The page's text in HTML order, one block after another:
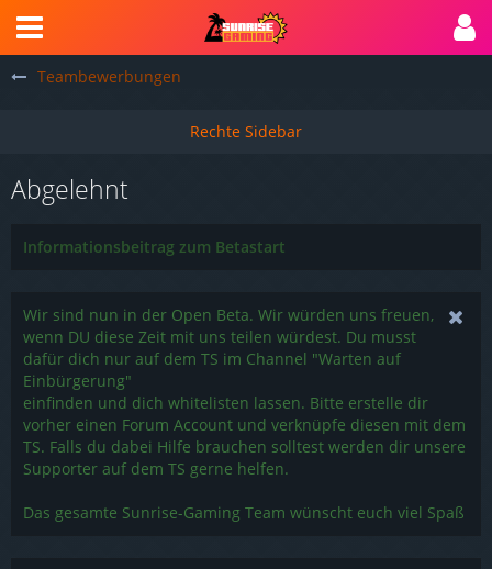
Teambewerbungen
Abgelehnt
Informationsbeitrag zum Betastart
Wir sind nun in der Open Beta. Wir würden uns freuen,
wenn DU diese Zeit mit uns teilen würdest. Du musst
dafür dich nur auf dem TS im Channel "Warten auf
Einbürgerung"
einfinden und dich whitelisten lassen. Bitte erstelle dir
vorher einen Forum Account und verknüpfe diesen mit dem
TS. Falls du dabei Hilfe brauchen solltest werden dir unsere
Supporter auf dem TS gerne helfen.
Das gesamte Sunrise-Gaming Team wünscht euch viel Spaß